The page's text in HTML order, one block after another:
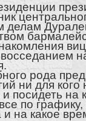
делам
рода
ни для кого
посидеть на
по графику,
на какое